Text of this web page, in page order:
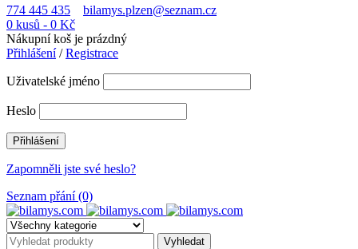
774 445 435
bilamys.plzen@seznam.cz
0 kusů - 0 Kč
Nákupní koš je prázdný
Přihlášení/Registrace
Uživatelské jméno
Heslo
Zapomněli jste své heslo?
Seznam přání (0)